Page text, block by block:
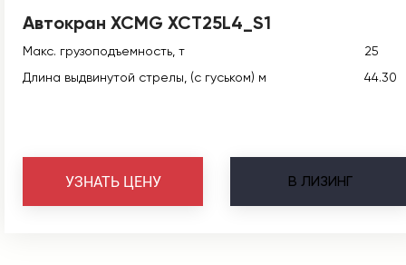
Автокран XCMG XCT25L4_S1
Макс. грузоподъемность, т
25
Длина выдвинутой стрелы, (с гуськом) м
44.30
В ЛИЗИНГ
УЗНАТЬ ЦЕНУ